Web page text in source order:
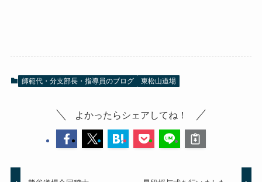
師範代・分支部長・指導員のブログ 東松山道場
よかったらシェアしてね！